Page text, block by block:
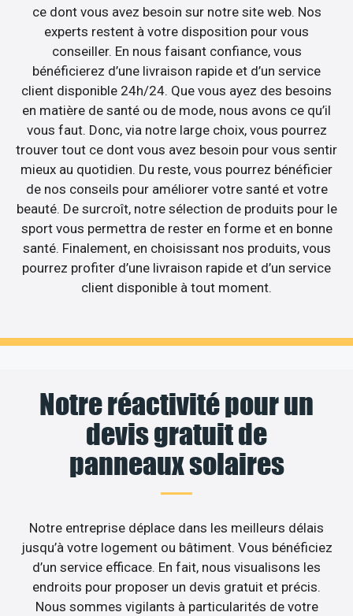
ce dont vous avez besoin sur notre site web. Nos
experts restent à votre disposition pour vous
conseiller. En nous faisant confiance, vous
bénéficierez d’une livraison rapide et d’un service
client disponible 24h/24. Que vous ayez des besoins
en matière de santé ou de mode, nous avons ce qu’il
vous faut. Donc, via notre large choix, vous pourrez
trouver tout ce dont vous avez besoin pour vous sentir
mieux au quotidien. Du reste, vous pourrez bénéficier
de nos conseils pour améliorer votre santé et votre
beauté. De surcroît, notre sélection de produits pour le
sport vous permettra de rester en forme et en bonne
santé. Finalement, en choisissant nos produits, vous
pourrez profiter d’une livraison rapide et d’un service
client disponible à tout moment.
Notre réactivité pour un
devis gratuit de
panneaux solaires
Notre entreprise déplace dans les meilleurs délais
jusqu’à votre logement ou bâtiment. Vous bénéficiez
d’un service efficace. En fait, nous visualisons les
endroits pour proposer un devis gratuit et précis.
Nous sommes vigilants à particularités de votre